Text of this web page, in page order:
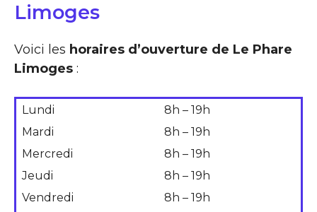
Limoges
Voici les horaires d’ouverture de Le Phare
Limoges :
Lundi
8h – 19h
Mardi
8h – 19h
Mercredi
8h – 19h
Jeudi
8h – 19h
Vendredi
8h – 19h